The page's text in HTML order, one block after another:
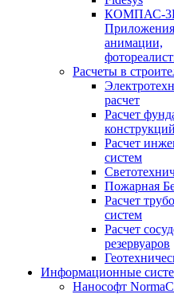
КОМПАС-
Приложения
анимации,
Расчеты в
расчет
Расчет
конструкций
Расчет
систем
Пожарная
Расчет
систем
Расчет
резервуаров
Информационные
Нанософт